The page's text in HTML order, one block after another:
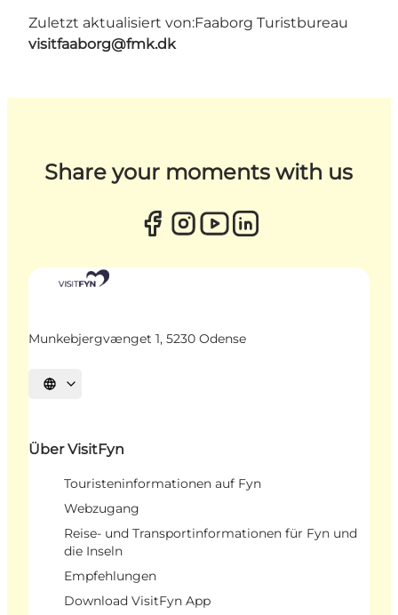
Zuletzt aktualisiert von:Faaborg Turistbureau
visitfaaborg@fmk.dk
Share your moments with us
Munkebjergvænget 1, 5230 Odense
Sprache auswählen
Über VisitFyn
Touristeninformationen auf Fyn
Webzugang
Reise- und Transportinformationen für Fyn und
die Inseln
Empfehlungen
Download VisitFyn App